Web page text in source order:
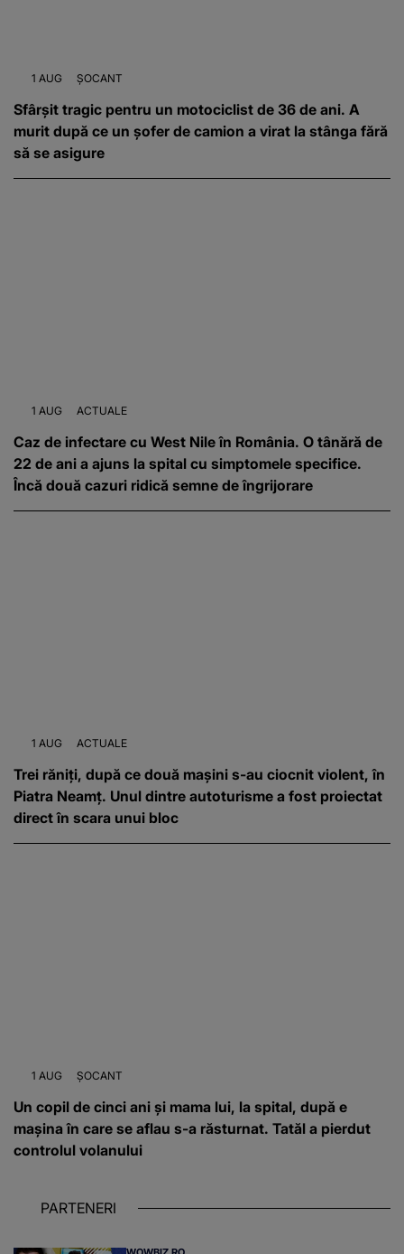
1 AUG ȘOCANT
Sfârşit tragic pentru un motociclist de 36 de ani. A
murit după ce un șofer de camion a virat la stânga fără
să se asigure
1 AUG ACTUALE
Caz de infectare cu West Nile în România. O tânără de
22 de ani a ajuns la spital cu simptomele specifice.
Încă două cazuri ridică semne de îngrijorare
1 AUG ACTUALE
Trei răniți, după ce două mașini s-au ciocnit violent, în
Piatra Neamț. Unul dintre autoturisme a fost proiectat
direct în scara unui bloc
1 AUG ȘOCANT
Un copil de cinci ani și mama lui, la spital, după e
mașina în care se aflau s-a răsturnat. Tatăl a pierdut
controlul volanului
PARTENERI